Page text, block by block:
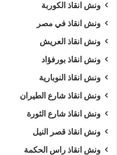
ونش انقاذ الكوربة
ونش انقاذ في مصر
ونش انقاذ العريش
ونش انقاذ بورفؤاد
ونش انقاذ النوبارية
ونش انقاذ شارع الطيران
ونش انقاذ شارع الثورة
ونش انقاذ قصر النيل
ونش انقاذ راس الحكمة